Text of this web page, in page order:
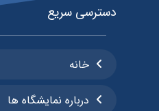
دسترسی سریع
خانه
درباره نمایشگاه ها